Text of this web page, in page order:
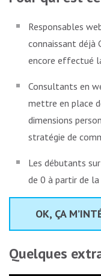
Responsables
connaissant déjà
encore effectué
Consultants en
mettre en place
dimensions
stratégie de
Les débutants
de 0 à partir de la
OK, ÇA
Quelques